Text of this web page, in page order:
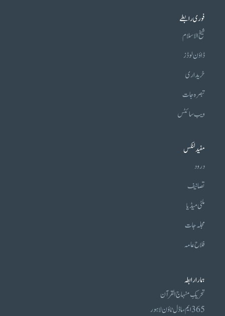
فوری رابطے
شیخ الاسلام
ڈاؤن لوڈز
خریداری
تبصرہ جات
ویب سائٹس
مفید لنکس
درود
تصانیف
ملٹی میڈیا
مجلہ جات
فلاح عامہ
ہمارا رابطہ
تحریکِ منہاج القرآن
365 ایم، ماڈل ٹاؤن لاہور